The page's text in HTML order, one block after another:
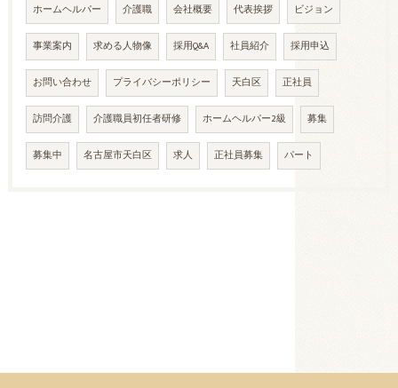
ホームヘルパー 介護職 会社概要 代表挨拶 ビジョン
事業案内 求める人物像 採用Q&A 社員紹介 採用申込
お問い合わせ プライバシーポリシー 天白区 正社員
訪問介護 介護職員初任者研修 ホームヘルパー2級 募集
募集中 名古屋市天白区 求人 正社員募集 パート